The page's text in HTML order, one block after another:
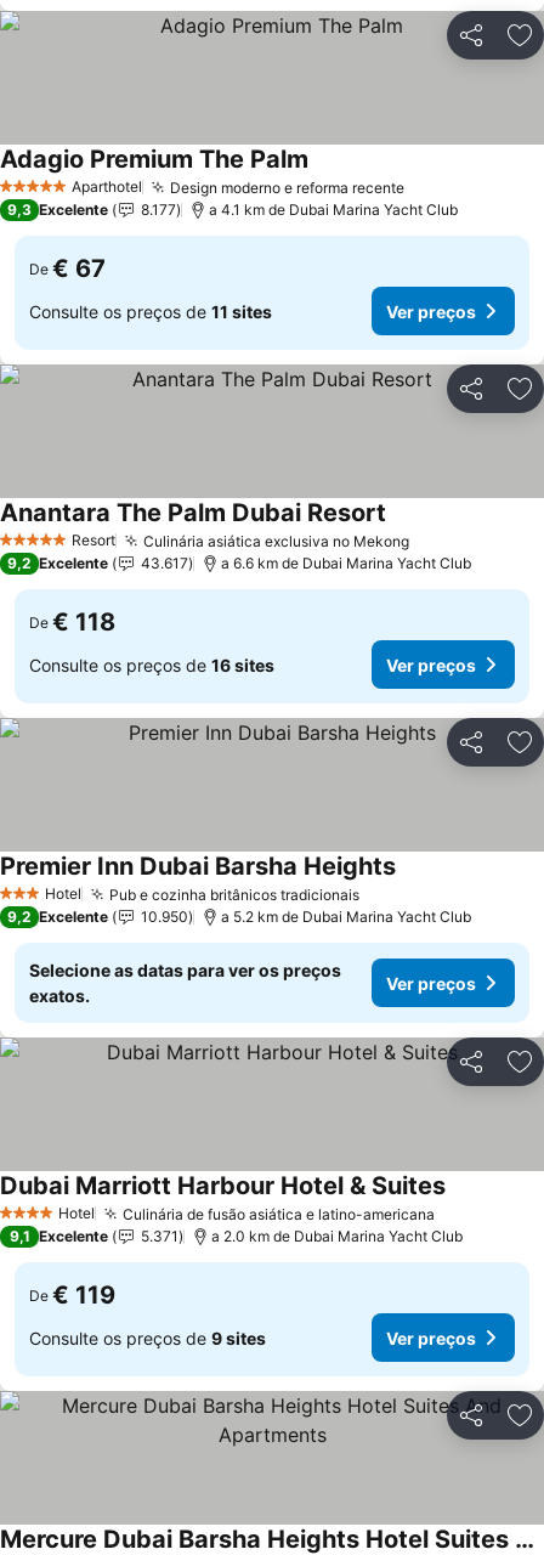
Partilhar
5 Estrelas Aparthotel Design moderno e reforma recente
Adagio Premium The Palm
9,3 Excelente 8.177 a 4.1 km de Dubai Marina Yacht Club
De € 67
Consulte os preços de 11 sites Ver preços
Partilhar
5 Estrelas Resort Culinária asiática exclusiva no Mekong
Anantara The Palm Dubai Resort
9,2 Excelente 43.617 a 6.6 km de Dubai Marina Yacht Club
De € 118
Consulte os preços de 16 sites Ver preços
Partilhar
3 EstrelasHotel Pub e cozinha britânicos tradicionais
Premier Inn Dubai Barsha Heights
9,2 Excelente 10.950 a 5.2 km de Dubai Marina Yacht Club
Selecione as datas para ver os preços
exatos.
Ver preços
Partilhar
4 EstrelasHotel Culinária de fusão asiática e latino-americana
Dubai Marriott Harbour Hotel & Suites
9,1 Excelente 5.371 a 2.0 km de Dubai Marina Yacht Club
De € 119
Consulte os preços de 9 sites Ver preços
Partilhar
Mercure Dubai Barsha Heights Hotel Suites And Apartments